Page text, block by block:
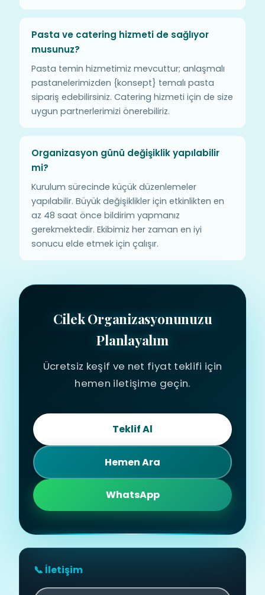
Pasta ve catering hizmeti de sağlıyor
musunuz?
Pasta temin hizmetimiz mevcuttur; anlaşmalı
pastanelerimizden {konsept} temalı pasta
sipariş edebilirsiniz. Catering hizmeti için de size
uygun partnerlerimizi önerebiliriz.
Organizasyon günü değişiklik yapılabilir
mi?
Kurulum sürecinde küçük düzenlemeler
yapılabilir. Büyük değişiklikler için etkinlikten en
az 48 saat önce bildirim yapmanız
gerekmektedir. Ekibimiz her zaman en iyi
sonucu elde etmek için çalışır.
Cilek Organizasyonunuzu
Planlayalım
Ücretsiz keşif ve net fiyat teklifi için
hemen iletişime geçin.
Teklif Al
Hemen Ara
WhatsApp
📞 İletişim